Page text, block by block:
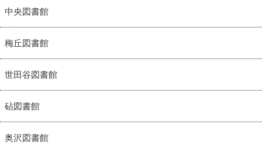
中央図書館
梅丘図書館
世田谷図書館
砧図書館
奥沢図書館